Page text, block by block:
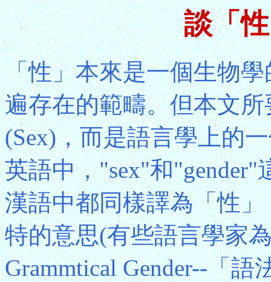
談「
「性」本來是一個生物
遍存在的範疇。但本文
(Sex)，而是語言學上的
英語中，"sex"和
漢語中都同樣譯為「性
特的意思(有些語言學家
Grammtical Gender--「